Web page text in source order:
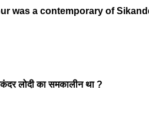
was a contemporary of
लोदी का समकालीन था ?